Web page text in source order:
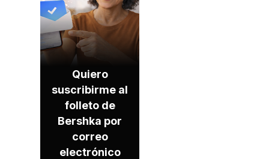
Quiero
suscribirme al
folleto de
Bershka por
correo
electrónico